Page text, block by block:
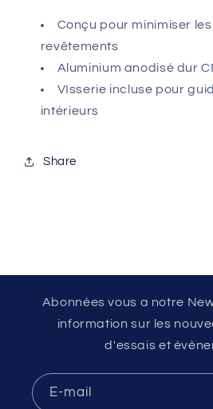
Conçu pour minimiser
revêtements
Aluminium anodisé dur
VIsserie incluse pour
intérieurs
Share
Abonnées vous a notre
information sur les
d'essais et
E-mail